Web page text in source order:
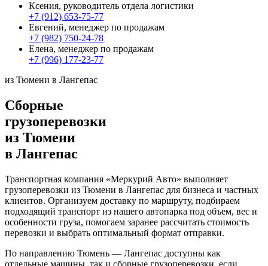
Ксения, руководитель отдела логистики
+7 (912) 653-75-77
Евгений, менеджер по продажам
+7 (982) 750-24-78
Елена, менеджер по продажам
+7 (996) 177-23-77
из Тюмени в Лангепас
Сборные
грузоперевозки
из Тюмени
в Лангепас
Транспортная компания «Меркурий Авто» выполняет
грузоперевозки из Тюмени в Лангепас для бизнеса и частных
клиентов. Организуем доставку по маршруту, подбираем
подходящий транспорт из нашего автопарка под объем, вес и
особенности груза, помогаем заранее рассчитать стоимость
перевозки и выбрать оптимальный формат отправки.
По направлению Тюмень — Лангепас доступны как
отдельные машины, так и сборные грузоперевозки, если